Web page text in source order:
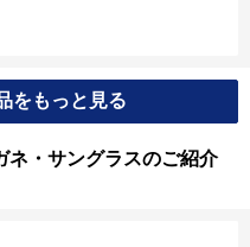
をもっと見る
ネ・サングラスのご紹介